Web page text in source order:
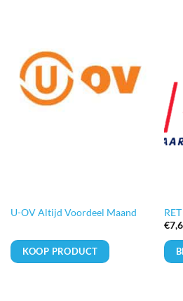
U-OV Altijd Voordeel Maand
KOOP PRODUCT
€